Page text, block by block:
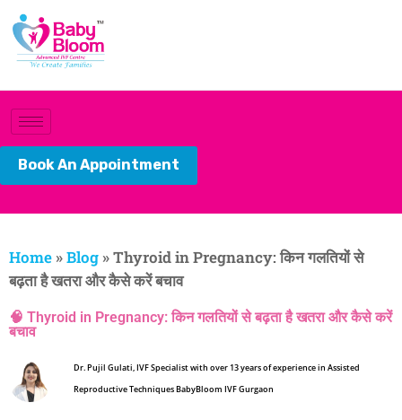
Book An Appointment
Home »Blog »Thyroid in Pregnancy: किन गलतियों से
बढ़ता है खतरा और कैसे करें बचाव
🧠 Thyroid in Pregnancy: किन गलतियों से बढ़ता है खतरा और कैसे करें
बचाव
Dr. Pujil Gulati, IVF Specialist with over 13 years of experience in Assisted
Reproductive Techniques BabyBloom IVF Gurgaon